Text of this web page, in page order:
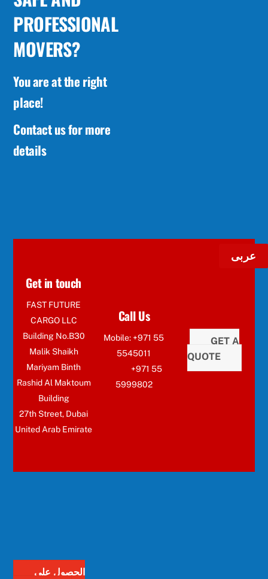
PROFESSIONAL
MOVERS?
You are at the right
place!
Contact us for more
details
Get in touch
FAST FUTURE
CARGO LLC
Building No.B30
Malik Shaikh
Mariyam Binth
Rashid Al Maktoum
Building
27th Street, Dubai
United Arab Emirate
Call Us
Mobile: +971 55
5545011
+971 55
5999802
GET A
QUOTE
الحصول على
عربى